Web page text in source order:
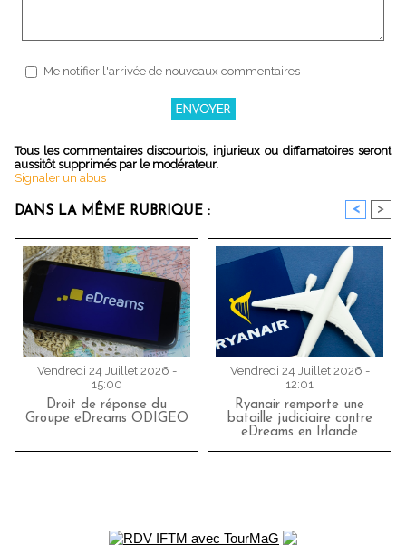
Me notifier l'arrivée de nouveaux commentaires
Tous les commentaires discourtois, injurieux ou diffamatoires seront
aussitôt supprimés par le modérateur.
Signaler un abus
DANS LA MÊME RUBRIQUE : < >
Vendredi 24 Juillet 2026 -
15:00
Droit de réponse du
Groupe eDreams ODIGEO
Vendredi 24 Juillet 2026 -
12:01
Ryanair remporte une
bataille judiciaire contre
eDreams en Irlande